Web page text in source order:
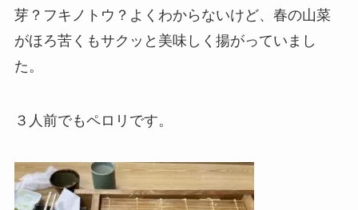
芽？フキノトウ？よくわからないけど、春の山菜
がほろ苦くもサクッと美味しく揚がっていまし
た。
３人前でもペロリです。